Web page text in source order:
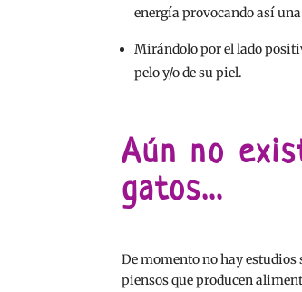
energía provocando así
Mirándolo por el lado
pelo y/o de su piel.
Aún no
gatos…
De momento no hay estudios
piensos que producen